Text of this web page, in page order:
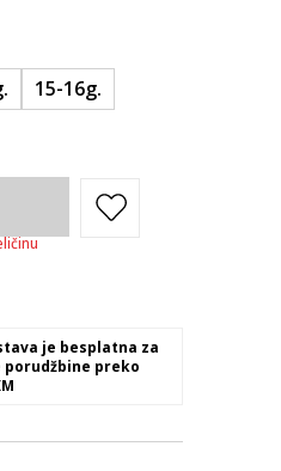
15-16g.
je besplatna za
porudžbine preko